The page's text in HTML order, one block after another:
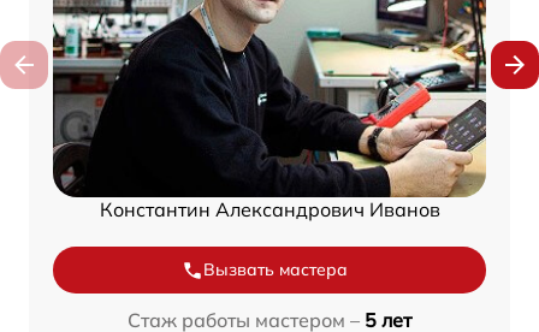
Константин Александрович Иванов
Вызвать мастера
Стаж работы мастером – 5 лет